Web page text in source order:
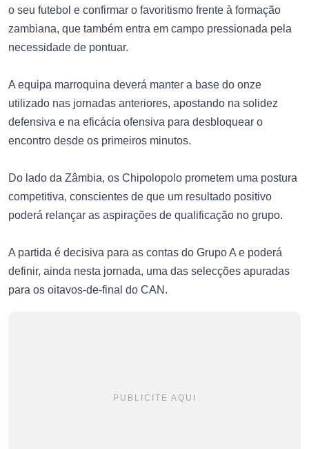
o seu futebol e confirmar o favoritismo frente à formação
zambiana, que também entra em campo pressionada pela
necessidade de pontuar.
A equipa marroquina deverá manter a base do onze
utilizado nas jornadas anteriores, apostando na solidez
defensiva e na eficácia ofensiva para desbloquear o
encontro desde os primeiros minutos.
Do lado da Zâmbia, os Chipolopolo prometem uma postura
competitiva, conscientes de que um resultado positivo
poderá relançar as aspirações de qualificação no grupo.
A partida é decisiva para as contas do Grupo A e poderá
definir, ainda nesta jornada, uma das selecções apuradas
para os oitavos-de-final do CAN.
PUBLICITE AQUI